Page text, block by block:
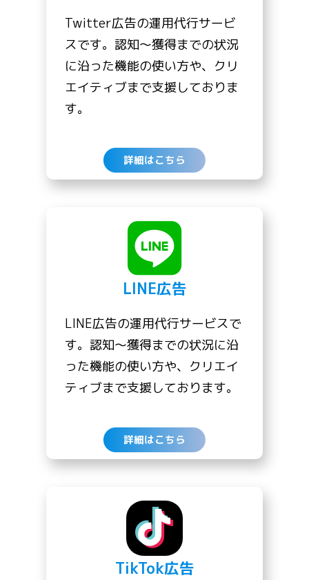
Twitter広告の運用代行サービ
スです。認知〜獲得までの状況
に沿った機能の使い方や、クリ
エイティブまで支援しておりま
す。
詳細はこちら
LINE広告
LINE広告の運用代行サービスで
す。認知〜獲得までの状況に沿
った機能の使い方や、クリエイ
ティブまで支援しております。
詳細はこちら
TikTok広告